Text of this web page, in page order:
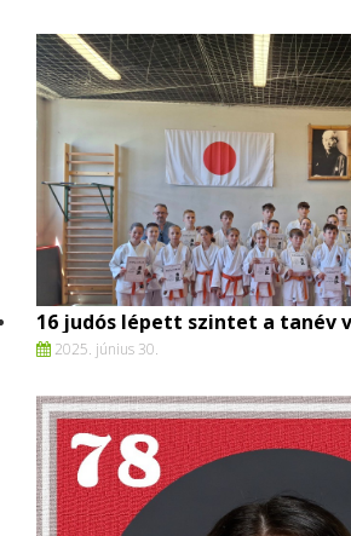
16 judós lépett szintet a tanév
2025. június 30.